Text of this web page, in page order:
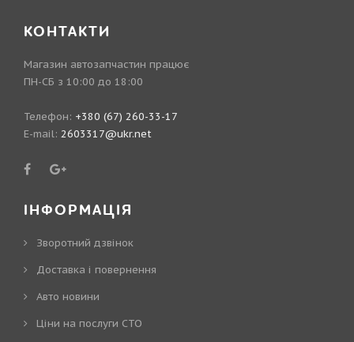
КОНТАКТИ
Магазин автозапчастин працює
ПН-СБ з 10:00 до 18:00
Телефон: +380 (67) 260-33-17
E-mail: 2603317@ukr.net
ІНФОРМАЦІЯ
Зворотний дзвінок
Доставка і повернення
Авто новини
Ціни на послуги СТО